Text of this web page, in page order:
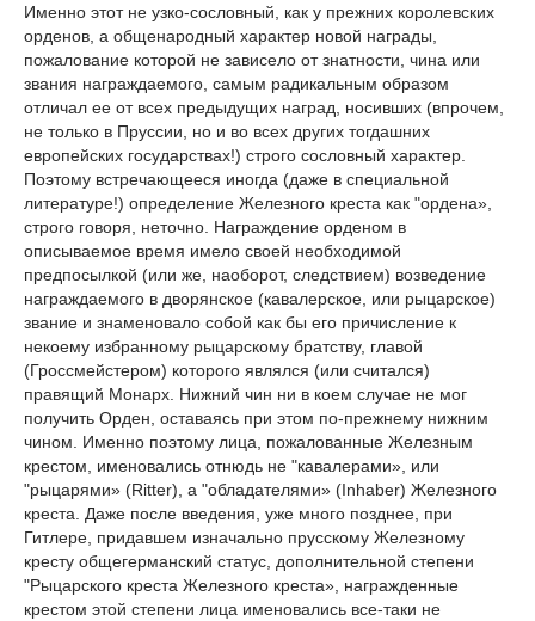
Именно этот не узко-сословный, как у прежних королевских
орденов, а общенародный характер новой награды,
пожалование которой не зависело от знатности, чина или
звания награждаемого, самым радикальным образом
отличал ее от всех предыдущих наград, носивших (впрочем,
не только в Пруссии, но и во всех других тогдашних
европейских государствах!) строго сословный характер.
Поэтому встречающееся иногда (даже в специальной
литературе!) определение Железного креста как "ордена»,
строго говоря, неточно. Награждение орденом в
описываемое время имело своей необходимой
предпосылкой (или же, наоборот, следствием) возведение
награждаемого в дворянское (кавалерское, или рыцарское)
звание и знаменовало собой как бы его причисление к
некоему избранному рыцарскому братству, главой
(Гроссмейстером) которого являлся (или считался)
правящий Монарх. Нижний чин ни в коем случае не мог
получить Орден, оставаясь при этом по-прежнему нижним
чином. Именно поэтому лица, пожалованные Железным
крестом, именовались отнюдь не "кавалерами», или
"рыцарями» (Ritter), а "обладателями» (Inhaber) Железного
креста. Даже после введения, уже много позднее, при
Гитлере, придавшем изначально прусскому Железному
кресту общегерманский статус, дополнительной степени
"Рыцарского креста Железного креста», награжденные
крестом этой степени лица именовались все-таки не